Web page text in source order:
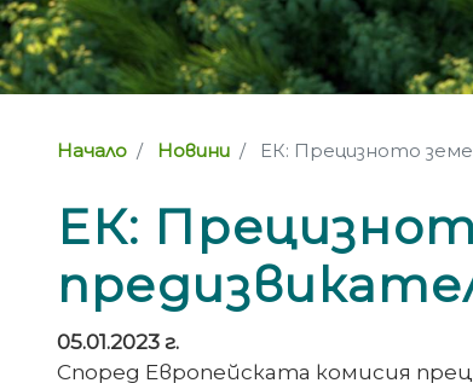
Начало Новини ЕК: Прецизното
ЕК:
05.01.2023 г.
Според Европейската комисия